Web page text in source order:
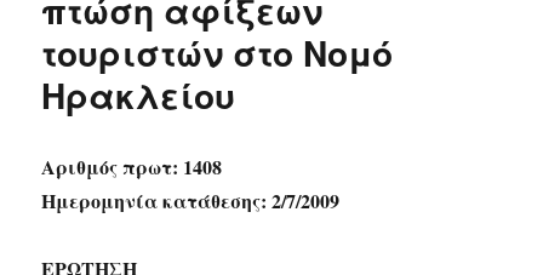
πτώση αφίξεων
τουριστών στο Νομό
Ηρακλείου
Αριθμός πρωτ: 1408
Ημερομηνία κατάθεσης: 2/7/2009
ΕΡΩΤΗΣΗ